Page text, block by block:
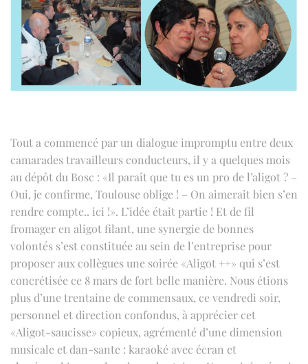
Tout a commencé par un dialogue impromptu entre deux
camarades travailleurs conducteurs, il y a quelques mois
au dépôt du Bosc : «Il paraît que tu es un pro de l’aligot ? –
Oui, je confirme, Toulouse oblige ! – On aimerait bien s’en
rendre compte.. ici !». L’idée était partie ! Et de fil
fromager en aligot filant, une synergie de bonnes
volontés s’est constituée au sein de l’entreprise pour
proposer aux collègues une soirée «Aligot ++» qui s’est
concrétisée ce 8 mars de fort belle manière. Nous étions
plus d’une trentaine de commensaux, ce vendredi soir,
personnel et direction confondus, à apprécier cet
«Aligot-saucisse» copieux, agrémenté d’une dimension
musicale et dan-sante : karaoké avec écran et